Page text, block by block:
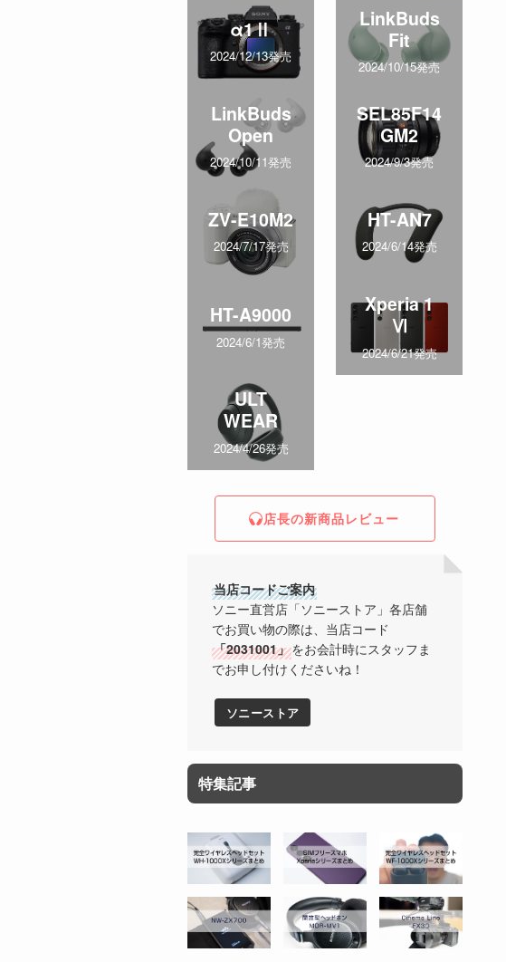
α1Ⅱ
2024/12/13発売
LinkBuds
Fit
2024/10/15発売
LinkBuds
Open
2024/10/11発売
SEL85F14
GM2
2024/9/3発売
ZV-E10M2
2024/7/17発売
HT-AN7
2024/6/14発売
HT-A9000
2024/6/1発売
Xperia 1
Ⅵ
2024/6/21発売
ULT
WEAR
2024/4/26発売
店長の新商品レビュー
当店コードご案内
ソニー直営店「ソニーストア」各店舗
でお買い物の際は、当店コード
「2031001」をお会計時にスタッフま
でお申し付けくださいね！
ソニーストア
特集記事